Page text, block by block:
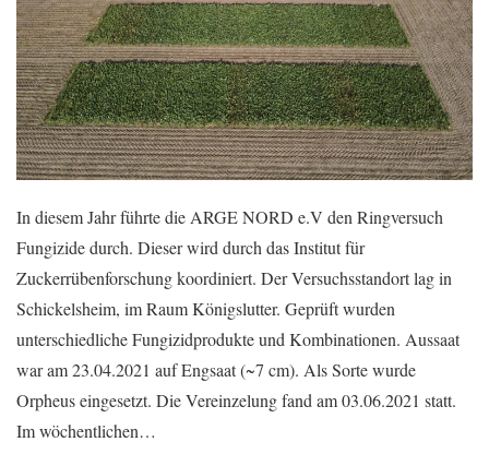
In diesem Jahr führte die ARGE NORD e.V den Ringversuch
Fungizide durch. Dieser wird durch das Institut für
Zuckerrübenforschung koordiniert. Der Versuchsstandort lag in
Schickelsheim, im Raum Königslutter. Geprüft wurden
unterschiedliche Fungizidprodukte und Kombinationen. Aussaat
war am 23.04.2021 auf Engsaat (~7 cm). Als Sorte wurde
Orpheus eingesetzt. Die Vereinzelung fand am 03.06.2021 statt.
Im wöchentlichen…